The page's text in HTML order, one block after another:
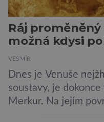
Ráj
možná kdysi
VESMÍR
Dnes je Venuše
soustavy, je
Merkur. Na jejím